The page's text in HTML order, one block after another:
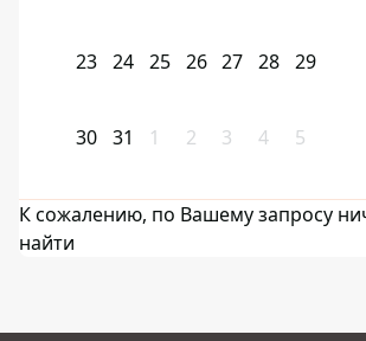
23 24 25 26 27 28 29
30 31 1 2 3 4 5
К сожалению, по Вашему запросу
найти